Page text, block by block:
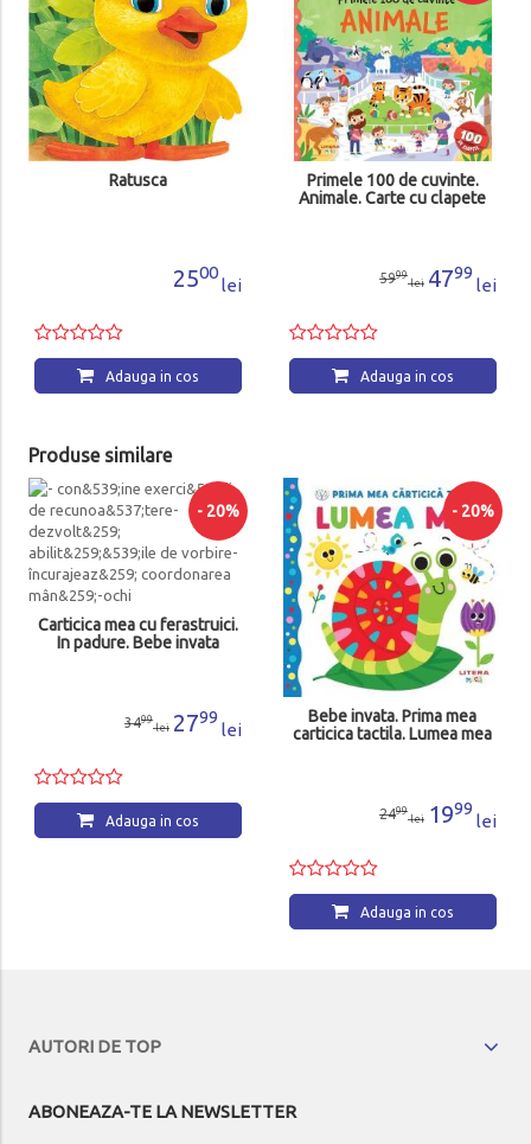
Ratusca
2500
lei
Adauga in cos
Primele 100 de cuvinte.
Animale. Carte cu clapete
5999
lei 4799
lei
Adauga in cos
Produse similare
- 20%
Carticica mea cu ferastruici.
In padure. Bebe invata
3499
lei 2799
lei
Adauga in cos
- 20%
Bebe invata. Prima mea
carticica tactila. Lumea mea
2499
lei 1999
lei
Adauga in cos
AUTORI DE TOP
ABONEAZA-TE LA NEWSLETTER